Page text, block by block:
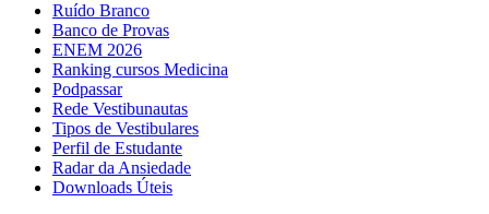
Ruído Branco
Banco de Provas
ENEM 2026
Ranking cursos Medicina
Podpassar
Rede Vestibunautas
Tipos de Vestibulares
Perfil de Estudante
Radar da Ansiedade
Downloads Úteis